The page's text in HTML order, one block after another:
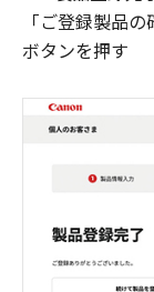
「ご登録製品の
ボタンを押す